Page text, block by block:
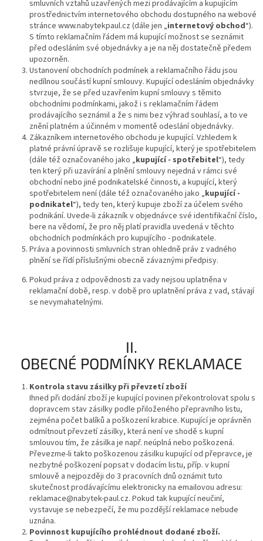
smluvních vztahů uzavřených mezi prodávajícím a kupujícím
prostřednictvím internetového obchodu dostupného na webové
stránce www.nabytekpaul.cz (dále jen „internetový obchod“).
S tímto reklamačním řádem má kupující možnost se seznámit
před odesláním své objednávky a je na něj dostatečně předem
upozorněn.
Ustanovení obchodních podmínek a reklamačního řádu jsou
nedílnou součástí kupní smlouvy. Kupující odesláním objednávky
stvrzuje, že se před uzavřením kupní smlouvy s těmito
obchodními podmínkami, jakož i s reklamačním řádem
prodávajícího seznámil a že s nimi bez výhrad souhlasí, a to ve
znění platném a účinném v momentě odeslání objednávky.
Zákazníkem internetového obchodu je kupující. Vzhledem k
platné právní úpravě se rozlišuje kupující, který je spotřebitelem
(dále též označovaného jako „kupující - spotřebitel“), tedy
ten který při uzavírání a plnění smlouvy nejedná v rámci své
obchodní nebo jiné podnikatelské činnosti, a kupující, který
spotřebitelem není (dále též označovaného jako „kupující -
podnikatel“), tedy ten, který kupuje zboží za účelem svého
podnikání. Uvede-li zákazník v objednávce své identifikační číslo,
bere na vědomí, že pro něj platí pravidla uvedená v těchto
obchodních podmínkách pro kupujícího - podnikatele.
Práva a povinnosti smluvních stran ohledně práv z vadného
plnění se řídí příslušnými obecně závaznými předpisy.
Pokud práva z odpovědnosti za vady nejsou uplatněna v
reklamační době, resp. v době pro uplatnění práva z vad, stávají
se nevymahatelnými.
II.
OBECNÉ PODMÍNKY REKLAMACE
Kontrola stavu zásilky při převzetí zboží
Ihned při dodání zboží je kupující povinen překontrolovat spolu s
dopravcem stav zásilky podle přiloženého přepravního listu,
zejména počet balíků a poškození krabice. Kupující je oprávněn
odmítnout převzetí zásilky, která není ve shodě s kupní
smlouvou tím, že zásilka je např. neúplná nebo poškozená.
Převezme-li takto poškozenou zásilku kupující od přepravce, je
nezbytné poškození popsat v dodacím listu, příp. v kupní
smlouvě a nejpozději do 3 pracovních dnů oznámit tuto
skutečnost prodávajícímu elektronicky na emailovou adresu:
reklamace@nabytek-paul.cz. Pokud tak kupující neučiní,
vystavuje se nebezpečí, že mu pozdější reklamace nebude
uznána.
Povinnost kupujícího prohlédnout dodané zboží.